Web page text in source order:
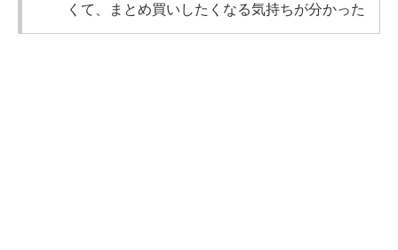
くて、まとめ買いしたくなる気持ちが分かった